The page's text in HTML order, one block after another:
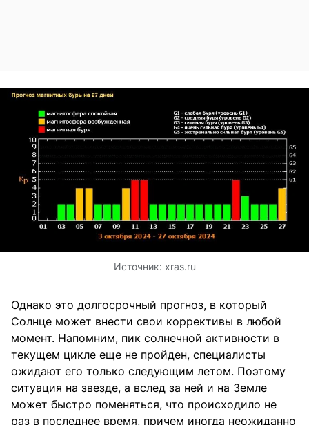
Источник: xras.ru
Однако это долгосрочный прогноз, в который
Солнце может внести свои коррективы в любой
момент. Напомним, пик солнечной активности в
текущем цикле еще не пройден, специалисты
ожидают его только следующим летом. Поэтому
ситуация на звезде, а вслед за ней и на Земле
может быстро поменяться, что происходило не
раз в последнее время, причем иногда неожиданно